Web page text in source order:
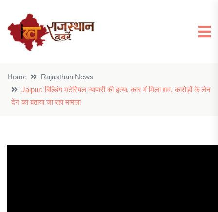
Home
Rajasthan News
Jaipur: बिल्डिंग मटेरियल व्यापारी की हत्या, कार में मिला शव, कारोड़ों के लेन
देन का बताया जा रहा मामला